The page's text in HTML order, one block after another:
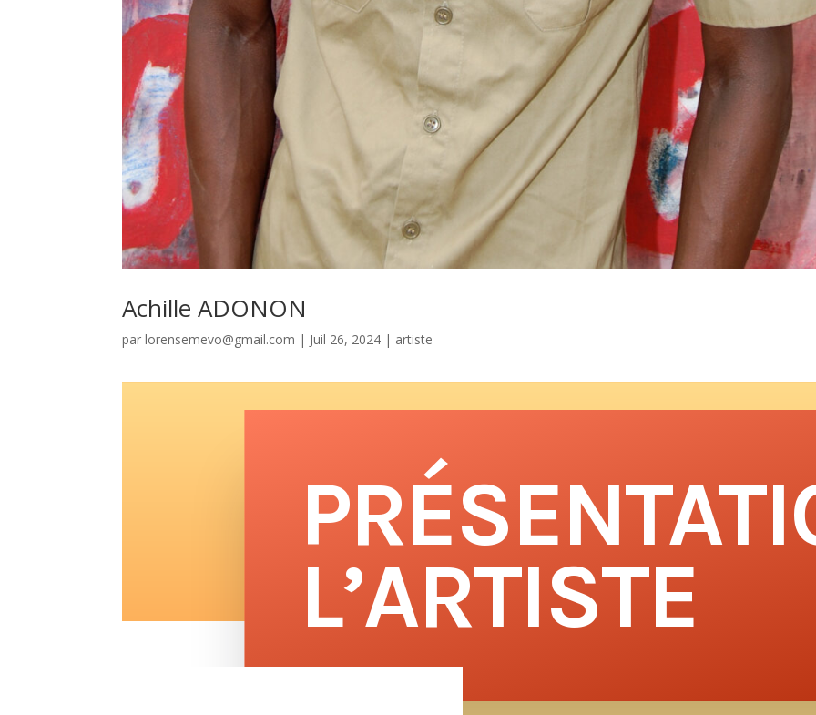
Achille ADONON
parlorensemevo@gmail.com | Juil 26, 2024 | artiste
L’ARTISTE